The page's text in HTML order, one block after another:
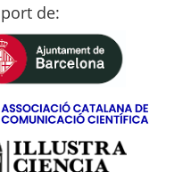
de: